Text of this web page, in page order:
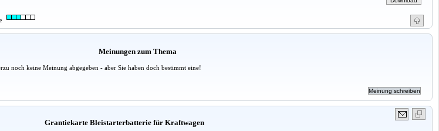
Meinungen zum Thema
noch keine Meinung abgegeben - aber Sie haben doch bestimmt eine!
Grantiekarte Bleistarterbatterie für Kraftwagen